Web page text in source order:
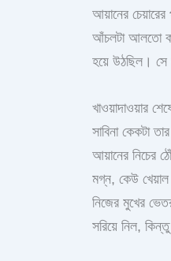
আয়ানের
আঁচলটা আলতো
হয়ে উঠছিল। সে
খাওয়াদাওয়ার
সাবিনা কেকটা
আয়ানের নিচের
মগ্ন, কেউ খেয়াল
নিজের মুখের
সরিয়ে নিল,